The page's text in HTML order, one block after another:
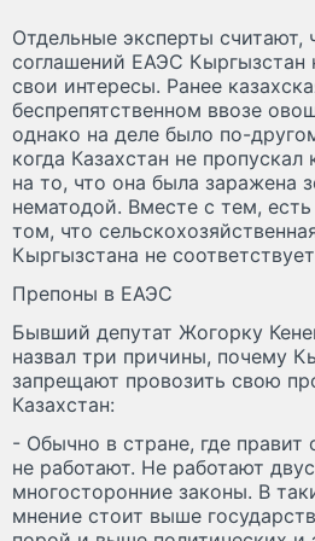
Отдельные эксперты считают,
соглашений ЕАЭС Кыргызстан
свои интересы. Ранее
беспрепятственном ввозе
однако на деле было по-
когда Казахстан не пропускал
на то, что она была заражена
нематодой. Вместе с тем,
том, что
Кыргызстана не
Препоны в ЕАЭС
Бывший депутат Жогорку
назвал три причины, почему
запрещают провозить свою
Казахстан:
- Обычно в стране, где правит
не работают. Не работают
многосторонние законы. В
мнение стоит выше